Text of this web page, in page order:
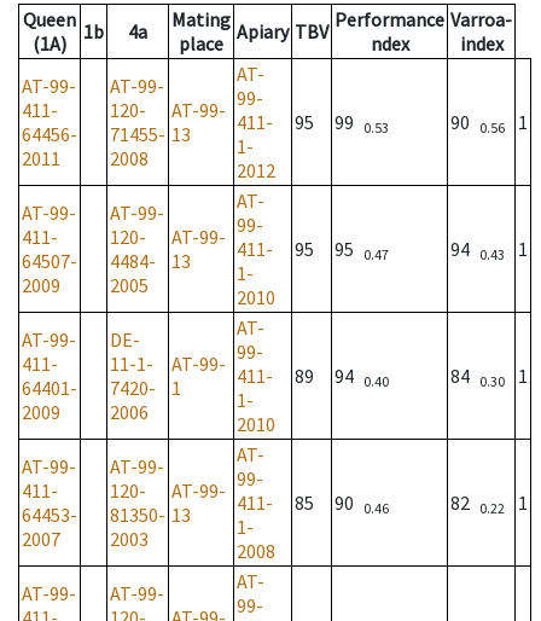
Queen
(1A)
1b 4a
Mating
place Apiary TBV Performance
ndex
Varroa-
index
AT-99-
411-
64456-
2011
AT-99-
120-
71455-
2008
AT-99-
13
AT-
99-
411-
1-
2012
95 99 0.53 90 0.56 1
AT-99-
411-
64507-
2009
AT-99-
120-
4484-
2005
AT-99-
13
AT-
99-
411-
1-
2010
95 95 0.47 94 0.43 1
AT-99-
411-
64401-
2009
DE-
11-1-
7420-
2006
AT-99-
1
AT-
99-
411-
1-
2010
89 94 0.40 84 0.30 1
AT-99-
411-
64453-
2007
AT-99-
120-
81350-
2003
AT-99-
13
AT-
99-
411-
1-
2008
85 90 0.46 82 0.22 1
AT-99-
AT-99-
AT-
99-